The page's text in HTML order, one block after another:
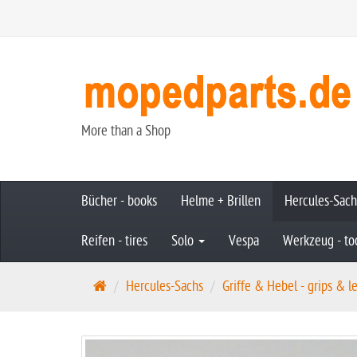
More than a Shop
Bücher - books Helme + Brillen Hercules-
Reifen - tires Solo Vespa Werkzeug -
S
Hercules-Sachs Griffe & Hebel - grips &